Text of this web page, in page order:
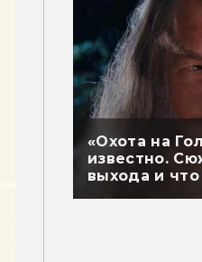
«Охота на
известно.
выхода и что